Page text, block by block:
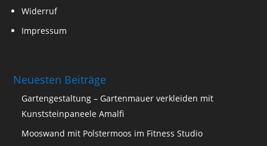
Widerruf
Impressum
Neuesten Beiträge
Gartengestaltung – Gartenmauer verkleiden mit
Kunststeinpaneele Amalfi
Mooswand mit Polstermoos im Fitness Studio